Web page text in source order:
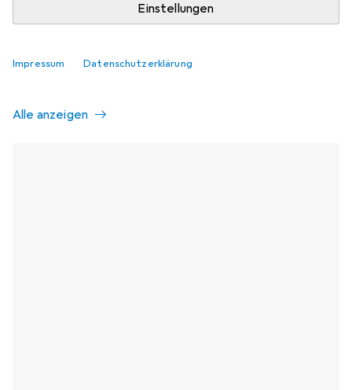
Einstellungen
Impressum Datenschutzerklärung
Ähnliche Produkte mit besserer
Alle anzeigen